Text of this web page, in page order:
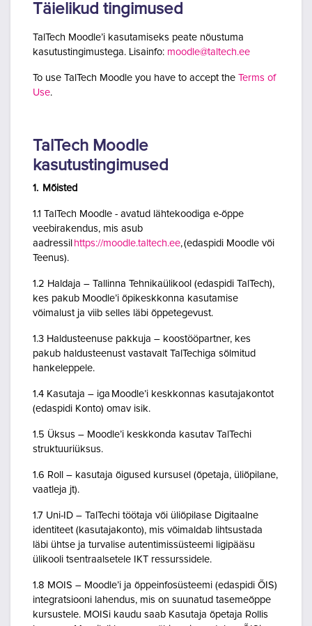
Täielikud tingimused
TalTech Moodle’i kasutamiseks peate nõustuma
kasutustingimustega. Lisainfo: moodle@taltech.ee
To use TalTech Moodle you have to accept the Terms of
Use.
TalTech Moodle
kasutustingimused
1. Mõisted
1.1 TalTech Moodle - avatud lähtekoodiga e-õppe
veebirakendus, mis asub
aadressil https://moodle.taltech.ee, (edaspidi Moodle või
Teenus).
1.2 Haldaja – Tallinna Tehnikaülikool (edaspidi TalTech),
kes pakub Moodle’i õpikeskkonna kasutamise
võimalust ja viib selles läbi õppetegevust.
1.3 Haldusteenuse pakkuja – koostööpartner, kes
pakub haldusteenust vastavalt TalTechiga sõlmitud
hankeleppele.
1.4 Kasutaja – iga Moodle’i keskkonnas kasutajakontot
(edaspidi Konto) omav isik.
1.5 Üksus – Moodle’i keskkonda kasutav TalTechi
struktuuriüksus.
1.6 Roll – kasutaja õigused kursusel (õpetaja, üliõpilane,
vaatleja jt).
1.7 Uni-ID – TalTechi töötaja või üliõpilase Digitaalne
identiteet (kasutajakonto), mis võimaldab lihtsustada
läbi ühtse ja turvalise autentimissüsteemi ligipääsu
ülikooli tsentraalsetele IKT ressurssidele.
1.8 MOIS – Moodle’i ja õppeinfosüsteemi (edaspidi ÕIS)
integratsiooni lahendus, mis on suunatud tasemeõppe
kursustele. MOISi kaudu saab Kasutaja õpetaja Rollis